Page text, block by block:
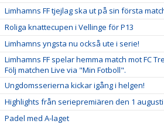
Limhamns FF tjejlag ska ut på sin första
Roliga knattecupen i Vellinge för P13
Limhamns yngsta nu också ute i serie!
Limhamns FF spelar hemma match mot FC
Följ matchen Live via "Min Fotboll".
Ungdomsserierna kickar igång i helgen!
Highlights från seriepremiären den 1 augusti
Padel med A-laget